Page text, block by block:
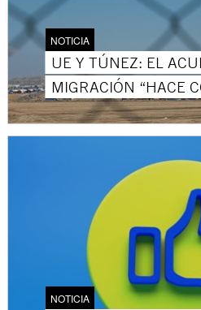
NOTICIA
UE Y TÚNEZ: EL
MIGRACIÓN “HACE
NOTICIA